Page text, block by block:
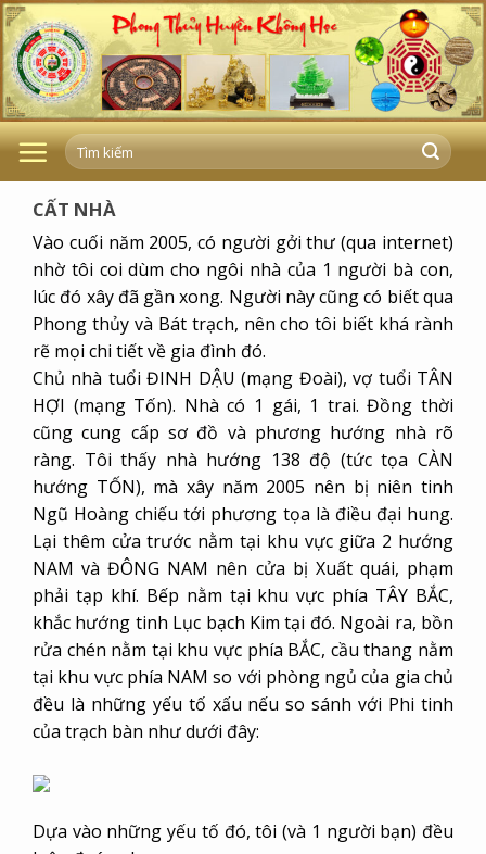
Skip
to
content
CẤT NHÀ
Vào cuối năm 2005, có người gởi thư (qua internet)
nhờ tôi coi dùm cho ngôi nhà của 1 người bà con,
lúc đó xây đã gần xong. Người này cũng có biết qua
Phong thủy và Bát trạch, nên cho tôi biết khá rành
rẽ mọi chi tiết về gia đình đó.
Chủ nhà tuổi ĐINH DẬU (mạng Đoài), vợ tuổi TÂN
HỢI (mạng Tốn). Nhà có 1 gái, 1 trai. Đồng thời
cũng cung cấp sơ đồ và phương hướng nhà rõ
ràng. Tôi thấy nhà hướng 138 độ (tức tọa CÀN
hướng TỐN), mà xây năm 2005 nên bị niên tinh
Ngũ Hoàng chiếu tới phương tọa là điều đại hung.
Lại thêm cửa trước nằm tại khu vực giữa 2 hướng
NAM và ĐÔNG NAM nên cửa bị Xuất quái, phạm
phải tạp khí. Bếp nằm tại khu vực phía TÂY BẮC,
khắc hướng tinh Lục bạch Kim tại đó. Ngoài ra, bồn
rửa chén nằm tại khu vực phía BẮC, cầu thang nằm
tại khu vực phía NAM so với phòng ngủ của gia chủ
đều là những yếu tố xấu nếu so sánh với Phi tinh
của trạch bàn như dưới đây:
Dựa vào những yếu tố đó, tôi (và 1 người bạn) đều